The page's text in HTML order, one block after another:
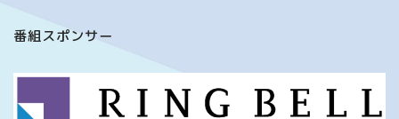
番組スポンサー
番組について